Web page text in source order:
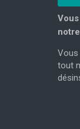
Vous
tout